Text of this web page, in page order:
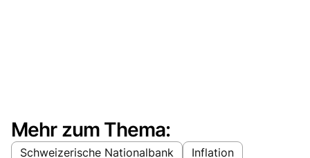
Mehr zum Thema:
Schweizerische Nationalbank
Inflation